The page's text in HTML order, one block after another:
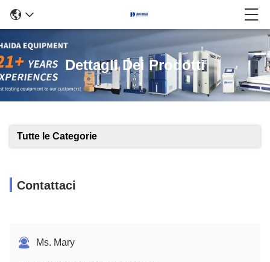
Dettagli Dei Prodotti
Tutte le Categorie
Contattaci
Ms. Mary